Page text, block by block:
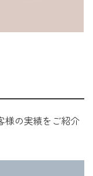
様の実績をご紹介